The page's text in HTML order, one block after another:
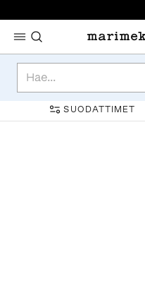
SUODATTIMET